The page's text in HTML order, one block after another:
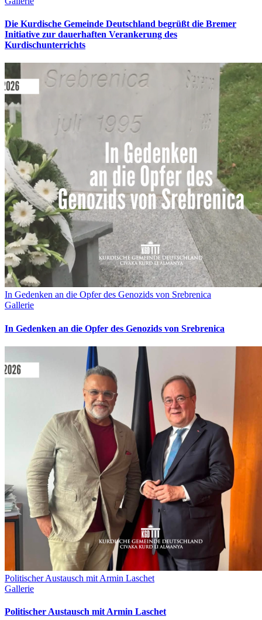
Die Kurdische Gemeinde Deutschland begrüßt die Bremer
Initiative zur dauerhaften Verankerung des
Kurdischunterrichts
In Gedenken an die Opfer des Genozids von Srebrenica
Gallerie
In Gedenken an die Opfer des Genozids von Srebrenica
Politischer Austausch mit Armin Laschet
Gallerie
Politischer Austausch mit Armin Laschet